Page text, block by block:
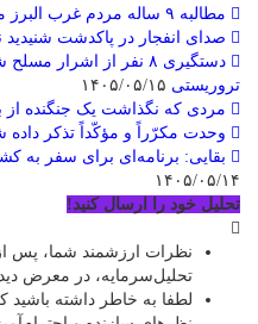
مطالبه ۹ ساله مردم غرب البرز محقق شد
صدای انفجار در پاکدشت شنیدید
دستگیری ۸ نفر از
تروریستی
مردی که نگذاشت یک جنگنده از
وحدت مکرّراً و مؤکّداً تذکر داده
بقایی: برنامه‌ای برای سفر به
۱۴۰۵/۰۵/۱۴
تحلیل خود را ارسال کنید!
نظرات ارزشمند شما، پس
تحلیل‌سرمایه، در معرض
لطفا به خاطر داشته